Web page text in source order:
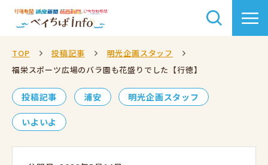
TOP 投稿記事
明光企画スタッフ
福栄スポーツ広場のバラ園も花盛りでした【行徳】
投稿記事 浦安 明光企画スタッフ
いよいよ